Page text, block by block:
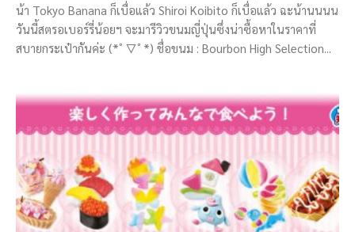
น้า Tokyo Banana ก็เบื่อแล้ว Shiroi Koibito ก็เบื่อแล้ว ฉะน้านนนน
วันนี้สตรอเบอร์รี่น้อยฯ จะมารีวิวขนมญี่ปุ่นซึ่งน่าซื้อหาในราคาที่
สบายกระเป๋ากันค่ะ (*ﾟ▽ﾟ*) ชื่อขนม : Bourbon High Selection...